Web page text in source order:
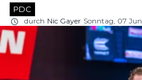
PDC
durch Nic Gayer Sonntag, 07